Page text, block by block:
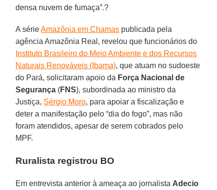
densa nuvem de fumaça”.?
A sérieAmazônia em Chamas publicada pela
agência Amazônia Real, revelou que funcionários do
Instituto Brasileiro do Meio Ambiente e dos Recursos
Naturais Renováveis (Ibama), que atuam no sudoeste
do Pará, solicitaram apoio da Força Nacional de
Segurança (FNS), subordinada ao ministro da
Justiça, Sérgio Moro, para apoiar a fiscalização e
deter a manifestação pelo “dia do fogo”, mas não
foram atendidos, apesar de serem cobrados pelo
MPF.
Ruralista registrou BO
Em entrevista anterior à ameaça ao jornalista Adecio